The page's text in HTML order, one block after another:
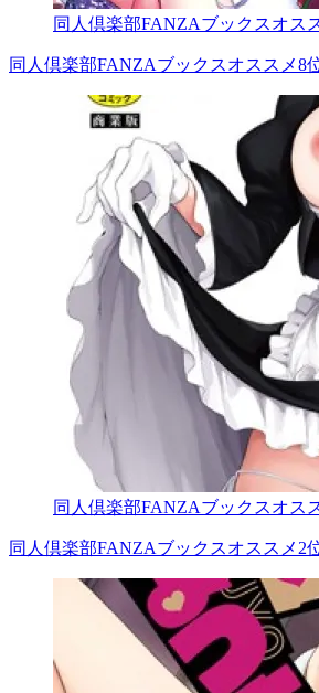
同人倶楽部FANZAブックスオス
同人倶楽部FANZAブックスオススメ8
同人倶楽部FANZAブックスオス
同人倶楽部FANZAブックスオススメ2